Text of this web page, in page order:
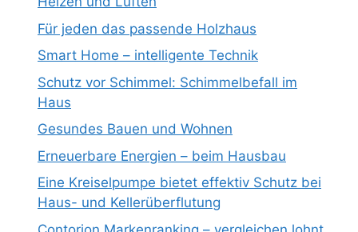
Für jeden das passende Holzhaus
Smart Home – intelligente Technik
Schutz vor Schimmel: Schimmelbefall im
Haus
Gesundes Bauen und Wohnen
Erneuerbare Energien – beim Hausbau
Eine Kreiselpumpe bietet effektiv Schutz bei
Haus- und Kellerüberflutung